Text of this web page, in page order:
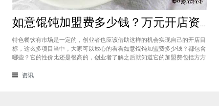
如意馄饨加盟费多少钱？万元开店资金压力基本上不会出现在经营中
特色餐饮有市场是一定的，创业者也应该借助这样的机会实现自己的开店目
标，这么多项目当中，大家可以放心的看看如意馄饨加盟费多少钱？都包含
哪些？它的性价比还是很高的，创业者了解之后就知道它的加盟费包括方方
的。加盟费用创业者想要了解一下如意馄饨加盟费多少钱？是不是值得加
资讯